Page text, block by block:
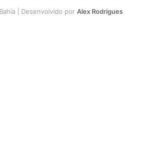
| Desenvolvido por Alex Rodrigues